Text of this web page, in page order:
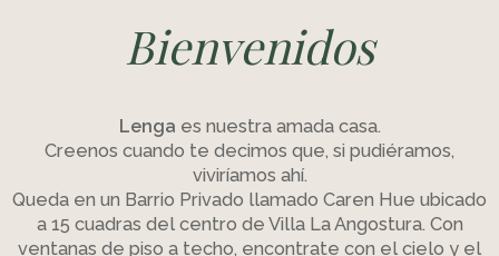
Bienvenidos
Lenga es nuestra amada casa.
Creenos cuando te decimos que, si pudiéramos,
viviríamos ahí.
Queda en un Barrio Privado llamado Caren Hue ubicado
a 15 cuadras del centro de Villa La Angostura. Con
ventanas de piso a techo, encontrate con el cielo y el